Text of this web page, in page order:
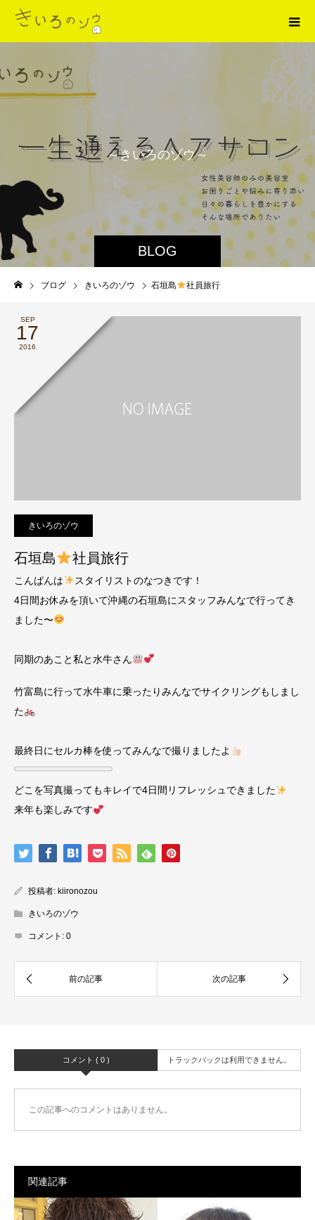
BLOG
～きいろのゾウ～
ブログ きいろのゾウ 石垣島 社員旅行
SEP
17
2016
きいろのゾウ
石垣島 社員旅行
こんばんは
スタイリストのなつきです！
4日間お休みを頂いて沖縄の石垣島にスタッフみんなで行ってき
ました〜
同期のあこと私と水牛さん
竹富島に行って水牛車に乗ったりみんなでサイクリングもしまし
た
最終日にセルカ棒を使ってみんなで撮りましたよ
どこを写真撮ってもキレイで4日間リフレッシュできました
来年も楽しみです
投稿者: kiironozou
きいろのゾウ
コメント: 0
コメント ( 0 ) トラックバックは利用できません。
この記事へのコメントはありません。
関連記事